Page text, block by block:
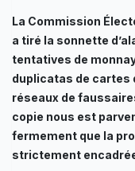
La Commission
a tiré la sonnette
tentatives de
duplicatas de cartes
réseaux de
copie nous est
fermement que la
strictement